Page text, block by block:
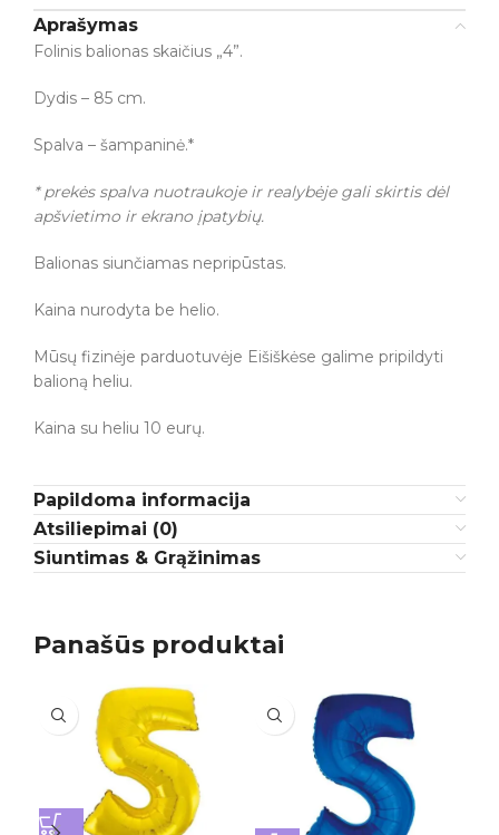
Aprašymas
Folinis balionas skaičius „4”.
Dydis – 85 cm.
Spalva – šampaninė.*
* prekės spalva nuotraukoje ir realybėje gali skirtis dėl
apšvietimo ir ekrano įpatybių.
Balionas siunčiamas nepripūstas.
Kaina nurodyta be helio.
Mūsų fizinėje parduotuvėje Eišiškėse galime pripildyti
balioną heliu.
Kaina su heliu 10 eurų.
Papildoma informacija
Atsiliepimai (0)
Siuntimas & Grąžinimas
Panašūs produktai